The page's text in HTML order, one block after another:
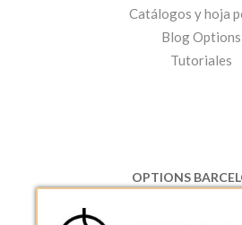
Catálogos y hoja
Blog Options
Tutoriales
OPTIONS
08130 Santa Perpetua de